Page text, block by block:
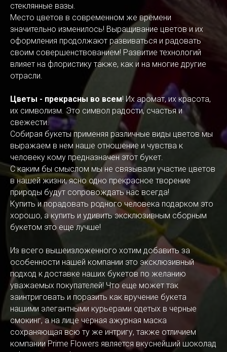
стеклянные вазы.
Место цветов в современном же времени
значительно изменилось! Выращивание цветов и их
оформления продолжают развиваться и радовать
своим совершенствованием! Развитие технологий
влияет на флористику также, как и на многие другие
отрасли.
Цветы - прекрасны во всем! Их аромат, их красота,
их символизм. Это символ радости, счастья и
свежести.
Собирая букеты применяя различные виды цветов мы
выражаем в нем наше отношение и чувства к
человеку кому предназначен этот букет.
С каким бы смыслом мы не связывали участие цветов
в нашей жизни, ясно одно прекрасное творение
природы будут сопровождать нас всегда!
Купить и порадовать родного человека подарком это
хорошо, а купить и удивить эксклюзивным сборным
букетом это еще лучше!
Из всего вышеизложенного хотим добавить за
особенности нашей компании это эксклюзивный
подход к доставке наших букетов по желанию
уважаемых покупателей! Что еще может так
заинтриговать и поразить как вручение букета
нашими элегантными курьерами одетых в черные
смокинг, а на лице черная ажурная маска
сохраняющая всю ту же интригу, также отличием
компании Prime Flowers является вкуснейший шоколад